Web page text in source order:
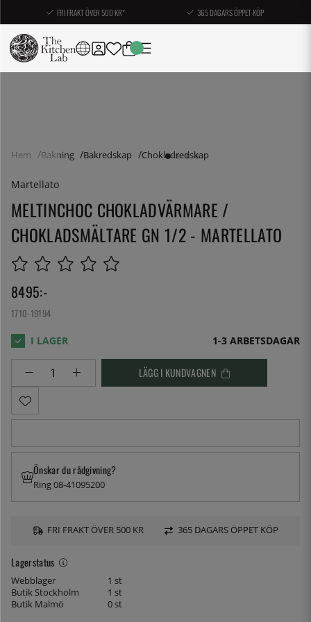
FRI FRAKT ÖVER 500 KR* 365 DAGARS ÖPPET KÖP
Hem Bakning Bakredskap Chokladredskap
Martellato
MELTINCHOC CHOKLADVÄRMARE /
CHOKLADSMÄLTARE GN 1/2 - MARTELLATO
8495:-
1710-19194
1-3 ARBETSDAGAR
LÄGG I KUNDVAGNEN
Lagerstatus
Webblager
1 st
Butik Stockholm
1 st
Butik Malmö
0 st
Önskar du rådgivning?
Ring 08-41095200
FRI FRAKT ÖVER 500 KR 365 DAGARS ÖPPET KÖP